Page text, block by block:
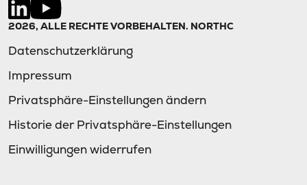
2026, ALLE RECHTE VORBEHALTEN. NORTHC
Datenschutzerklärung
Impressum
Privatsphäre-Einstellungen ändern
Historie der Privatsphäre-Einstellungen
Einwilligungen widerrufen